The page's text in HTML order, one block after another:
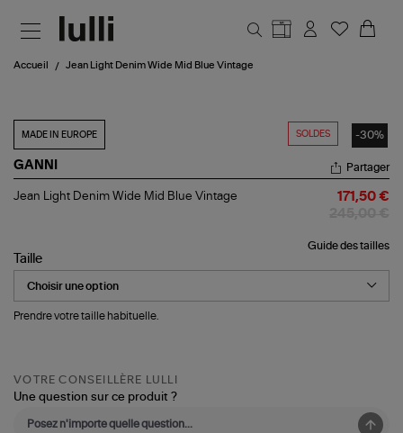
Accueil Jean Light Denim Wide Mid Blue Vintage
SOLDES -30%
MADE IN EUROPE
GANNI
Jean
Mid
Blue
Vintage
Partager
Jean Light Denim Wide Mid Blue Vintage 171,50 €
Guide des tailles
Taille
Prendre votre taille habituelle.
VOTRE CONSEILLÈRE LULLI
Une question sur ce produit ?